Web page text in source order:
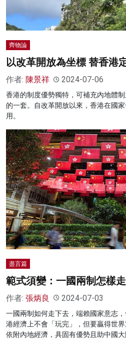
齊物論
以改革開放為坐標 替香港
作者: 陳景祥 2024-07-06
香港的制度優勢獨特，可補充內地體
的一套。自改革開放以來，香港在國
用。
盡言篇
範式須變：一國兩制怎樣
作者: 張炳良 2024-07-03
一國兩制如何走下去，端賴國家意志
港經濟上不會「玩完」，但要贏得世
依附內地經濟，具固有優勢且助中國